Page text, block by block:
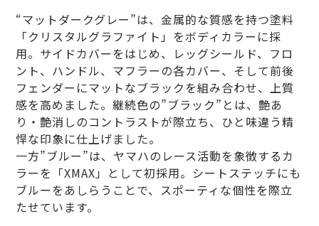
“マットダークグレー”は、金属的な質感を持つ塗料
「クリスタルグラファイト」をボディカラーに採
用。サイドカバーをはじめ、レッグシールド、フロ
ント、ハンドル、マフラーの各カバー、そして前後
フェンダーにマットなブラックを組み合わせ、上質
感を高めました。継続色の”ブラック”とは、艶あ
り・艶消しのコントラストが際立ち、ひと味違う精
悍な印象に仕上げました。
一方”ブルー”は、ヤマハのレース活動を象徴するカ
ラーを「XMAX」として初採用。シートステッチにも
ブルーをあしらうことで、スポーティな個性を際立
たせています。